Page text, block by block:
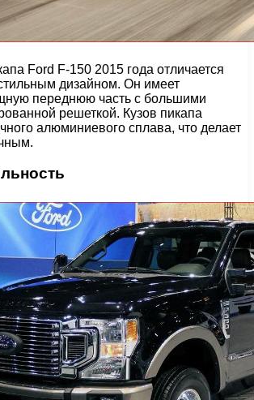
Ford F-150 2015 года отличается
дизайном. Он имеет
переднюю часть с большими
решеткой. Кузов пикапа
алюминиевого сплава, что делает